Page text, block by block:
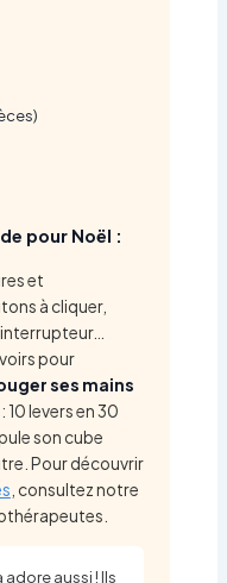
pour Noël :
et
à cliquer,
pour
ses mains
levers en 30
son cube
Pour découvrir
, consultez notre
adore aussi ! Ils